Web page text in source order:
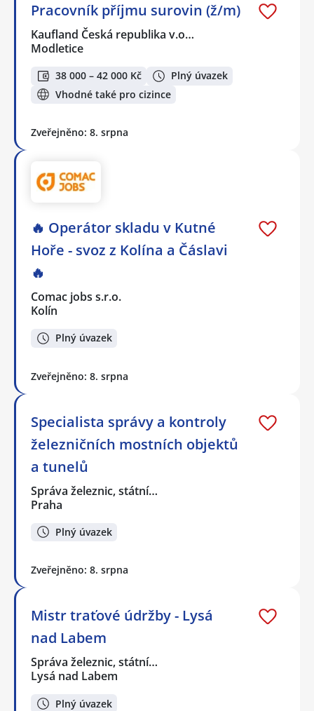
Pracovník příjmu surovin (ž/m)
Kaufland Česká republika v.o…
Modletice
38 000 – 42 000 Kč
Plný úvazek
Vhodné také pro cizince
Zveřejněno: 8. srpna
🔥 Operátor skladu v Kutné
Hoře - svoz z Kolína a Čáslavi
🔥
Comac jobs s.r.o.
Kolín
Plný úvazek
Zveřejněno: 8. srpna
Specialista správy a kontroly
železničních mostních objektů
a tunelů
Správa železnic, státní…
Praha
Plný úvazek
Zveřejněno: 8. srpna
Mistr traťové údržby - Lysá
nad Labem
Správa železnic, státní…
Lysá nad Labem
Plný úvazek